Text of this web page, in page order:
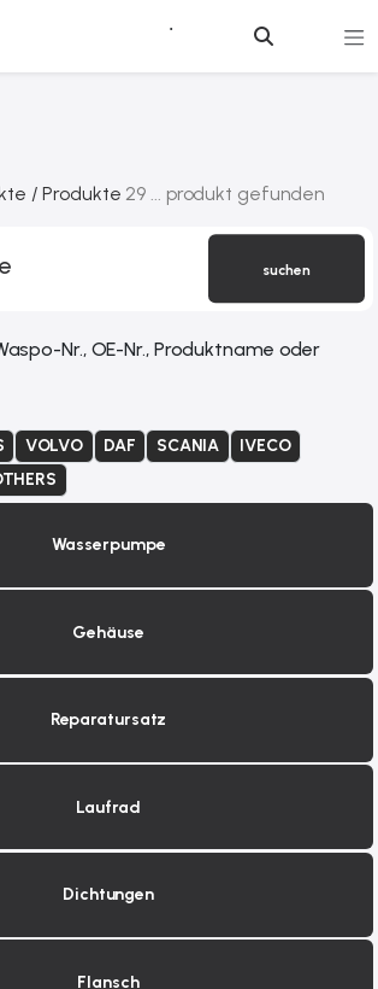
/Produkte 29 ... produkt gefunden
suchen
Nr., OE-Nr., Produktname oder
VOLVO DAF SCANIA
IVECO
Wasserpumpe
Gehäuse
Reparatursatz
Laufrad
Dichtungen
Flansch